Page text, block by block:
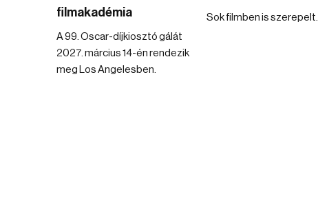
filmakadémia
A 99. Oscar-díjkiosztó gálát
2027. március 14-én rendezik
meg Los Angelesben.
Sok filmben is szerepelt.